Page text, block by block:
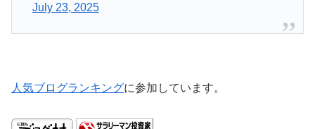
July 23, 2025
人気ブログランキングに参加しています。